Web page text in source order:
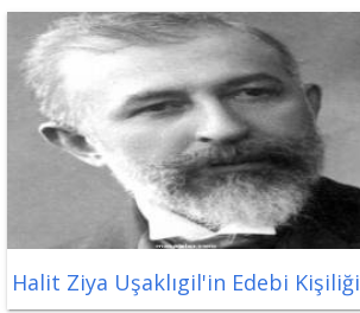
Halit Ziya Uşaklıgil'in Edebi Kişiliği